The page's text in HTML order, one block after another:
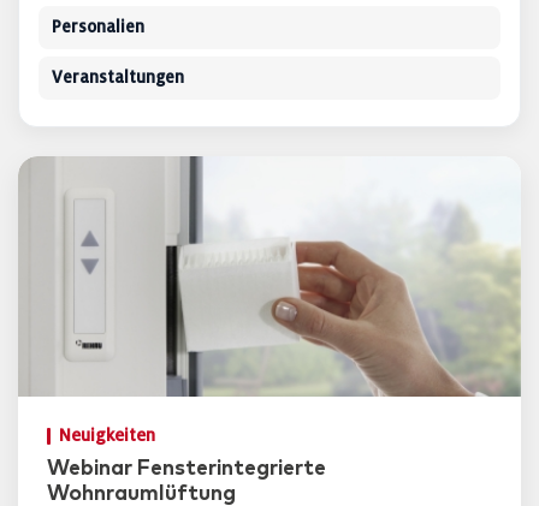
Neuigkeiten
Webinar Fensterintegrierte
Wohnraumlüftung
Personalien
Veranstaltungen